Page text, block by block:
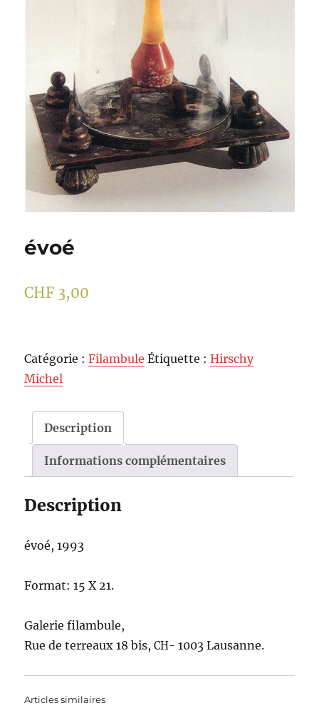
évoé
CHF 3,00
Catégorie :Filambule Étiquette :Hirschy
Michel
Description
Informations complémentaires
Description
évoé, 1993
For­mat: 15 X 21.
Galerie fil­am­bule,
Rue de ter­reaux 18 bis,CH- 1003 Lausanne.
Articles similaires